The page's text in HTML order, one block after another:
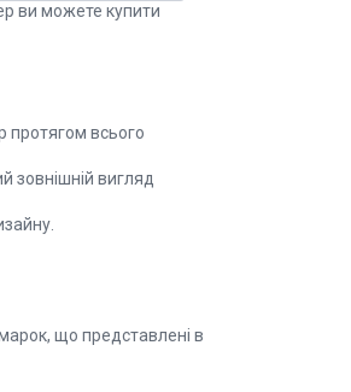
ви можете купити
протягом всього
зовнішній вигляд
що представлені в